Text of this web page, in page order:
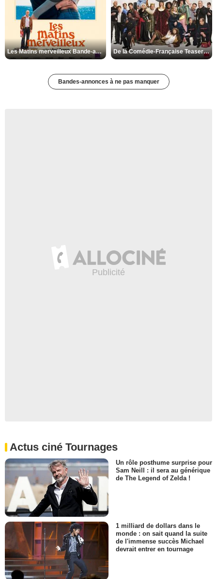
Les Matins merveilleux Bande-annonce VF De la Comédie-Française Teaser VF
Bandes-annonces à ne pas manquer
Actus ciné Tournages
Un rôle posthume surprise pour
Sam Neill : il sera au générique
de The Legend of Zelda !
1 milliard de dollars dans le
monde : on sait quand la suite
de l'immense succès Michael
devrait entrer en tournage